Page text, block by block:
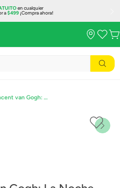
en cualquier
a$499¡Compra ahora!
LEGO Vincent van Gogh: La Noche Estrellada Ideas 21333